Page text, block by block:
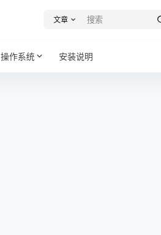
文章
操作系统 安装说明